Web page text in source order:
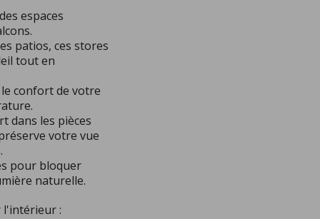
espaces
patios, ces stores
tout en
confort de votre
dans les pièces
votre vue
pour bloquer
naturelle.
l'intérieur :